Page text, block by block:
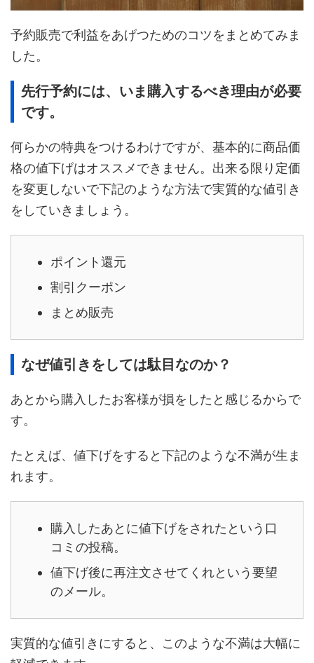
予約販売で利益をあげつためのコツをまとめてみま
した。
先行予約には、いま購入するべき理由が必要
です。
何らかの特典をつけるわけですが、基本的に商品価
格の値下げはオススメできません。出来る限り定価
を変更しないで下記のような方法で実質的な値引き
をしていきましょう。
ポイント還元
割引クーポン
まとめ販売
なぜ値引きをしては駄目なのか？
あとから購入したお客様が損をしたと感じるからで
す。
たとえば、値下げをすると下記のような不満が生ま
れます。
購入したあとに値下げをされたという口
コミの投稿。
値下げ後に再注文させてくれという要望
のメール。
実質的な値引きにすると、このような不満は大幅に